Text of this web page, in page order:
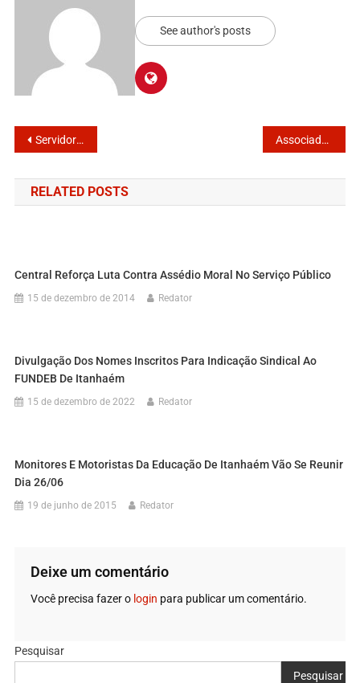
See author's posts
Servidores lançam caderno de formação “Negociação Coletiva no Setor Público” Associado de Mongaguá aceita uso sem registro do dinheiro dos servidores
RELATED POSTS
Central Reforça Luta Contra Assédio Moral No Serviço Público
15 de dezembro de 2014 Redator
Divulgação Dos Nomes Inscritos Para Indicação Sindical Ao
FUNDEB De Itanhaém
15 de dezembro de 2022 Redator
Monitores E Motoristas Da Educação De Itanhaém Vão Se Reunir
Dia 26/06
19 de junho de 2015 Redator
Deixe um comentário
Você precisa fazer o login para publicar um comentário.
Pesquisar
Pesquisar